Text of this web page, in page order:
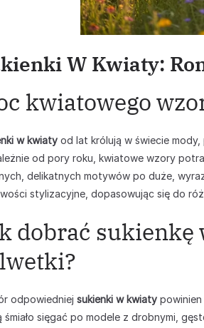
W Kwiaty:
kwiatowego
w kwiaty od lat królują w świecie
od pory roku, kwiatowe wzory
delikatnych motywów po duże,
stylizacyjne, dopasowując się do
dobrać sukienkę
odpowiedniej sukienki w kwiaty powinien
śmiało sięgać po modele z drobnymi,